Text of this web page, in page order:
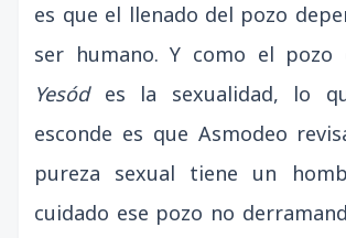
es que el llenado del pozo
ser humano. Y como el pozo
Yesód es la sexualidad, lo
esconde es que Asmodeo
pureza sexual tiene un
cuidado ese pozo no